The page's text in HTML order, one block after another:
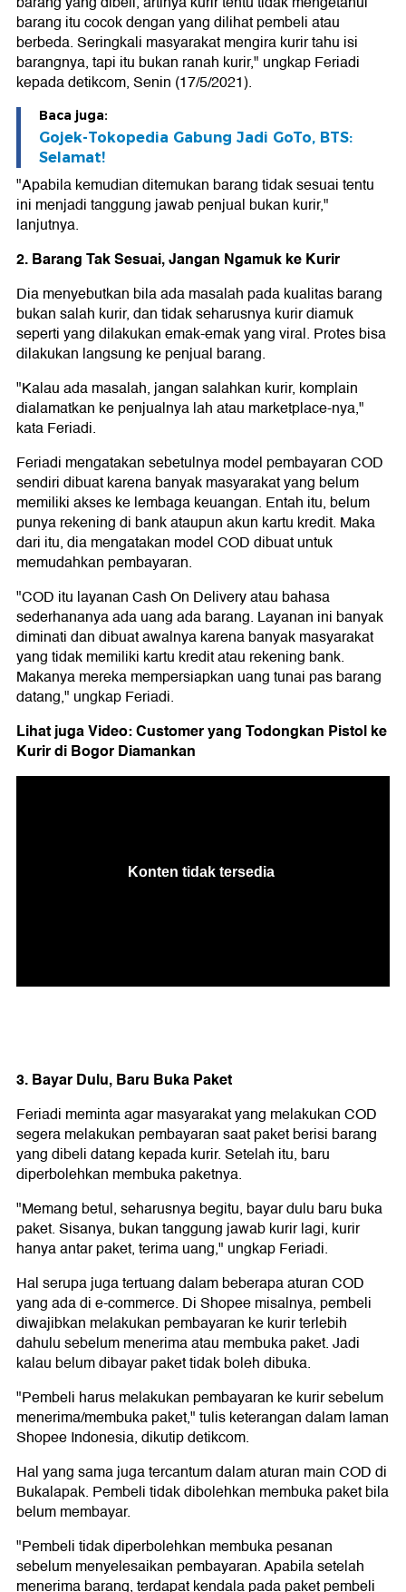
barang itu cocok dengan yang dilihat pembeli atau
berbeda. Seringkali masyarakat mengira kurir tahu isi
barangnya, tapi itu bukan ranah kurir," ungkap Feriadi
kepada detikcom, Senin (17/5/2021).
Baca juga:
Gojek-Tokopedia Gabung Jadi GoTo, BTS:
Selamat!
"Apabila kemudian ditemukan barang tidak sesuai tentu
ini menjadi tanggung jawab penjual bukan kurir,"
lanjutnya.
2. Barang Tak Sesuai, Jangan Ngamuk ke Kurir
Dia menyebutkan bila ada masalah pada kualitas barang
bukan salah kurir, dan tidak seharusnya kurir diamuk
seperti yang dilakukan emak-emak yang viral. Protes bisa
dilakukan langsung ke penjual barang.
"Kalau ada masalah, jangan salahkan kurir, komplain
dialamatkan ke penjualnya lah atau marketplace-nya,"
kata Feriadi.
Feriadi mengatakan sebetulnya model pembayaran COD
sendiri dibuat karena banyak masyarakat yang belum
memiliki akses ke lembaga keuangan. Entah itu, belum
punya rekening di bank ataupun akun kartu kredit. Maka
dari itu, dia mengatakan model COD dibuat untuk
memudahkan pembayaran.
"COD itu layanan Cash On Delivery atau bahasa
sederhananya ada uang ada barang. Layanan ini banyak
diminati dan dibuat awalnya karena banyak masyarakat
yang tidak memiliki kartu kredit atau rekening bank.
Makanya mereka mempersiapkan uang tunai pas barang
datang," ungkap Feriadi.
Lihat juga Video: Customer yang Todongkan Pistol ke
Kurir di Bogor Diamankan
3. Bayar Dulu, Baru Buka Paket
Feriadi meminta agar masyarakat yang melakukan COD
segera melakukan pembayaran saat paket berisi barang
yang dibeli datang kepada kurir. Setelah itu, baru
diperbolehkan membuka paketnya.
"Memang betul, seharusnya begitu, bayar dulu baru buka
paket. Sisanya, bukan tanggung jawab kurir lagi, kurir
hanya antar paket, terima uang," ungkap Feriadi.
Hal serupa juga tertuang dalam beberapa aturan COD
yang ada di e-commerce. Di Shopee misalnya, pembeli
diwajibkan melakukan pembayaran ke kurir terlebih
dahulu sebelum menerima atau membuka paket. Jadi
kalau belum dibayar paket tidak boleh dibuka.
"Pembeli harus melakukan pembayaran ke kurir sebelum
menerima/membuka paket," tulis keterangan dalam laman
Shopee Indonesia, dikutip detikcom.
Hal yang sama juga tercantum dalam aturan main COD di
Bukalapak. Pembeli tidak dibolehkan membuka paket bila
belum membayar.
"Pembeli tidak diperbolehkan membuka pesanan
sebelum menyelesaikan pembayaran. Apabila setelah
menerima barang, terdapat kendala pada paket pembeli